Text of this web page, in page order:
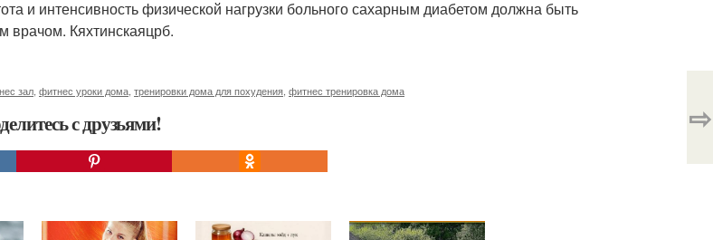
и интенсивность физической нагрузки больного сахарным диабетом должна быть
врачом. Кяхтинскаяцрб.
зал фитнес уроки дома тренировки дома для похудения фитнес тренировка дома
с друзьями! ⇨